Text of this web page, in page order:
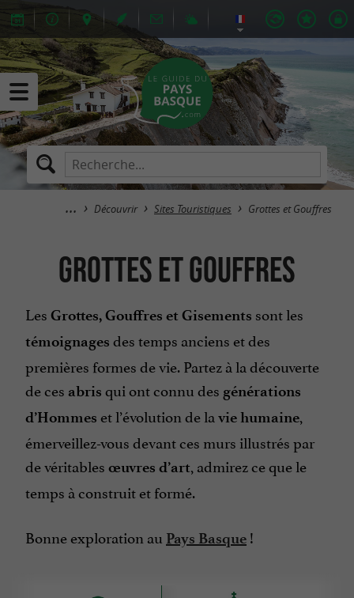
Découvrir Sites Touristiques Grottes et Gouffres
Grottes et Gouffres
Les Grottes, Gouffres et Gisements sont les
témoignages des temps anciens et des
premières formes de vie. Partez à la découverte
de ces abris qui ont connu des générations
d’Hommes et l’évolution de la vie humaine,
émerveillez-vous devant ces murs illustrés par
de véritables œuvres d’art, admirez ce que le
temps à construit et formé.
Bonne exploration au Pays Basque !